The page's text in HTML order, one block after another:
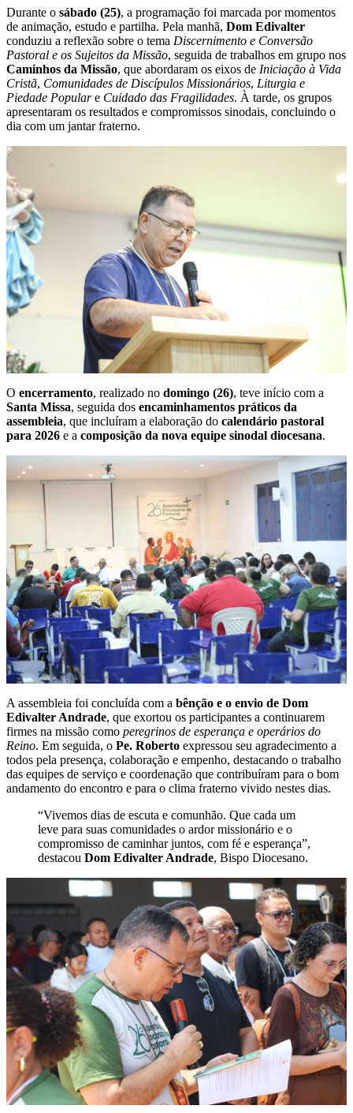
Durante o sábado (25), a programação foi marcada por momentos
de animação, estudo e partilha. Pela manhã, Dom Edivalter
conduziu a reflexão sobre o tema Discernimento e Conversão
Pastoral e os Sujeitos da Missão, seguida de trabalhos em grupo nos
Caminhos da Missão, que abordaram os eixos de Iniciação à Vida
Cristã, Comunidades de Discípulos Missionários, Liturgia e
Piedade Populare Cuidado das Fragilidades. À tarde, os grupos
apresentaram os resultados e compromissos sinodais, concluindo o
dia com um jantar fraterno.
O encerramento, realizado no domingo (26), teve início com a
Santa Missa, seguida dos encaminhamentos práticos da
assembleia, que incluíram a elaboração do calendário pastoral
para 2026 e a composição da nova equipe sinodal diocesana.
A assembleia foi concluída com a bênção e o envio de Dom
Edivalter Andrade, que exortou os participantes a continuarem
firmes na missão como peregrinos de esperança e operários do
Reino. Em seguida, o Pe. Roberto expressou seu agradecimento a
todos pela presença, colaboração e empenho, destacando o trabalho
das equipes de serviço e coordenação que contribuíram para o bom
andamento do encontro e para o clima fraterno vivido nestes dias.
“Vivemos dias de escuta e comunhão. Que cada um
leve para suas comunidades o ardor missionário e o
compromisso de caminhar juntos, com fé e esperança”,
destacou Dom Edivalter Andrade, Bispo Diocesano.